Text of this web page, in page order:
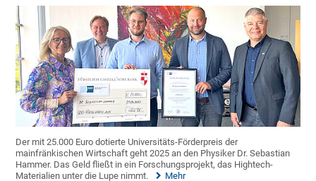
Der mit 25.000 Euro dotierte Universitäts-Förderpreis der
mainfränkischen Wirtschaft geht 2025 an den Physiker Dr. Sebastian
Hammer. Das Geld fließt in ein Forschungsprojekt, das Hightech-
Materialien unter die Lupe nimmt.
Mehr